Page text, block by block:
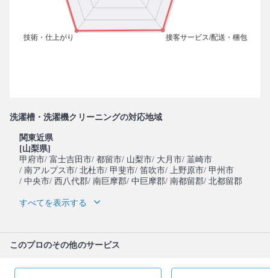
洗濯槽・洗濯機クリーニングの対応地域
関東近県
[山梨県]
甲府市/ 富士吉田市/ 都留市/ 山梨市/ 大月市/ 韮崎市
/ 南アルプス市/ 北杜市/ 甲斐市/ 笛吹市/ 上野原市/ 甲州市
/ 中央市/ 西八代郡/ 南巨摩郡/ 中巨摩郡/ 南都留郡/ 北都留郡
すべてを表示する
このプロのその他のサービス